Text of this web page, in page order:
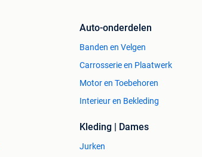
Auto-onderdelen
Banden en Velgen
Carrosserie en Plaatwerk
Motor en Toebehoren
Interieur en Bekleding
Kleding | Dames
Jurken